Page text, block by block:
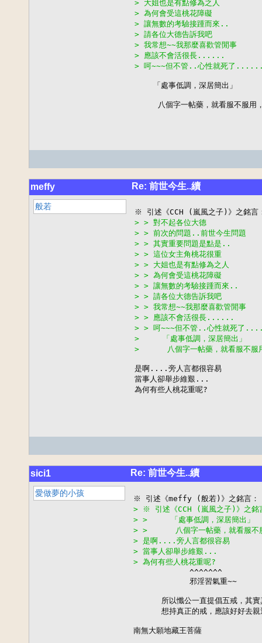
> 大姐也是有點修為之人
> 為何會受這桃花障礙
> 讓無數的考驗接踵而來..
> 請各位大德告訴我吧
> 我常想~~我那麼喜歡管閒事
> 應該不會活很長......
> 呵~~~但不管..心性就死了
    「處事低調，深居簡出」
八個字一帖藥，就看服不服用
meffy Re: 前世今生..續
般若
> > 對不起各位大德
> > 前次的問題..前世今生問題
> > 其實重要問題是點是..
> > 這位女主角桃花很重
> > 大姐也是有點修為之人
> > 為何會受這桃花障礙
> > 讓無數的考驗接踵而來..
> > 請各位大德告訴我吧
> > 我常想~~我那麼喜歡管閒事
> > 應該不會活很長......
> > 呵~~~但不管..心性就死
>     「處事低調，深居簡出」
>      八個字一帖藥，就看服不服
是啊....旁人言都很容易
當事人卻舉步維艱...
為何有些人桃花重呢?
sici1 Re: 前世今生..續
愛做夢的小孩
> ※ 引述《CCH (嵐風之子)》之銘
> >     「處事低調，深居簡出」
> >      八個字一帖藥，就看服不
> 是啊....旁人言都很容易
> 當事人卻舉步維艱...
> 為何有些人桃花重呢?
^^^^^^^
            邪淫習氣重~~
所以懺公一直提倡五戒，其實
想持真正的戒，應該好好去親
南無大願地藏王菩薩